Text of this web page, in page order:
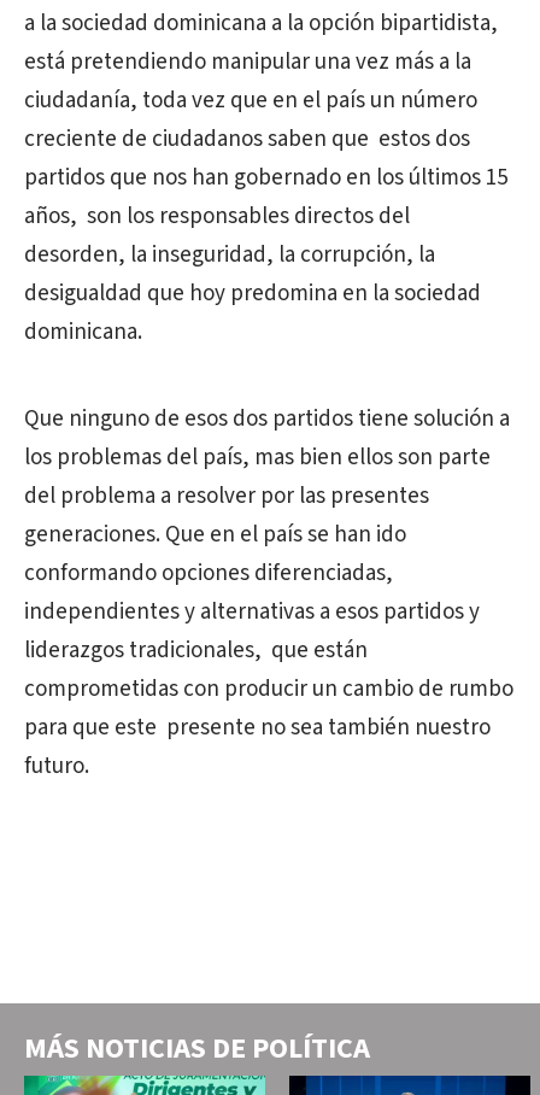
a la sociedad dominicana a la opción bipartidista,
está pretendiendo manipular una vez más a la
ciudadanía, toda vez que en el país un número
creciente de ciudadanos saben que estos dos
partidos que nos han gobernado en los últimos 15
años, son los responsables directos del
desorden, la inseguridad, la corrupción, la
desigualdad que hoy predomina en la sociedad
dominicana.
Que ninguno de esos dos partidos tiene solución a
los problemas del país, mas bien ellos son parte
del problema a resolver por las presentes
generaciones. Que en el país se han ido
conformando opciones diferenciadas,
independientes y alternativas a esos partidos y
liderazgos tradicionales, que están
comprometidas con producir un cambio de rumbo
para que este presente no sea también nuestro
futuro.
MÁS NOTICIAS DE POLÍTICA